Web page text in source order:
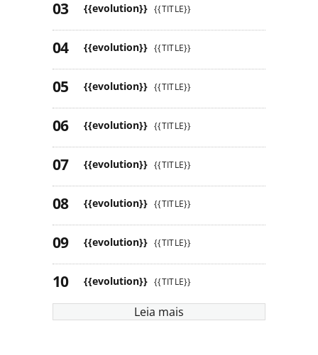
{{evolution}} {{TITLE}}
{{evolution}} {{TITLE}}
{{evolution}} {{TITLE}}
{{evolution}} {{TITLE}}
{{evolution}} {{TITLE}}
{{evolution}} {{TITLE}}
{{evolution}} {{TITLE}}
{{evolution}} {{TITLE}}
Leia mais